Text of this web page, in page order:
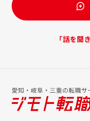
「話を聞